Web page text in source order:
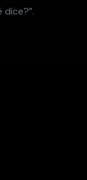
dice?”.